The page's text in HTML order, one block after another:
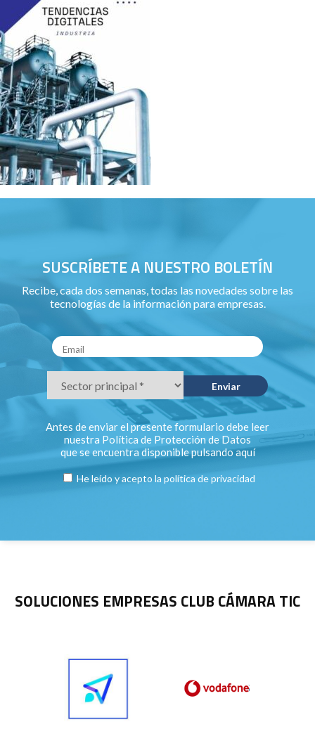
SUSCRÍBETE A NUESTRO BOLETÍN
Recibe, cada dos semanas, todas las novedades sobre las
tecnologías de la información para empresas.
Antes de enviar el presente formulario debe leer
nuestra Política de Protección de Datos
que se encuentra disponible pulsandoaquí
He leído y acepto la política de privacidad
SOLUCIONES EMPRESAS CLUB CÁMARA TIC